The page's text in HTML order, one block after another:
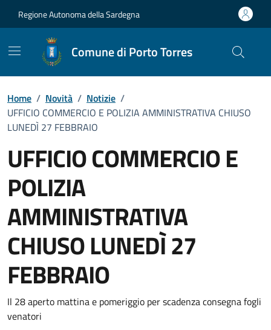
Regione Autonoma della Sardegna
Comune di Porto Torres
Home / Novità / Notizie /
UFFICIO COMMERCIO E POLIZIA AMMINISTRATIVA CHIUSO
LUNEDÌ 27 FEBBRAIO
UFFICIO COMMERCIO E
POLIZIA
AMMINISTRATIVA
CHIUSO LUNEDÌ 27
FEBBRAIO
Dettagli della notizia
Il 28 aperto mattina e pomeriggio per scadenza consegna fogli
venatori